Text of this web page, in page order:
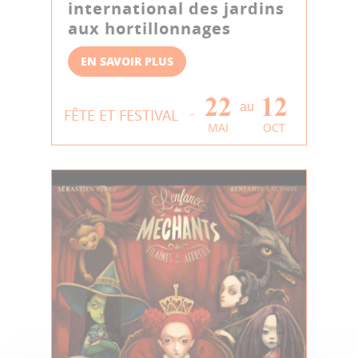
international des jardins
aux hortillonnages
EN SAVOIR PLUS
FÊTE ET FESTIVAL 22
MAI
au 12
OCT